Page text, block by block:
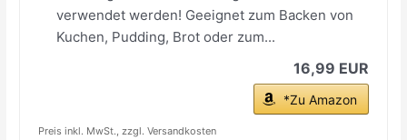
verwendet werden! Geeignet zum Backen von
Kuchen, Pudding, Brot oder zum...
16,99 EUR
*Zu Amazon
Preis inkl. MwSt., zzgl. Versandkosten